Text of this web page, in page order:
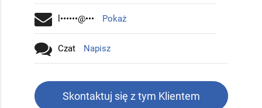
l••••••@••• Pokaż
Czat Napisz
Skontaktuj się z tym Klientem